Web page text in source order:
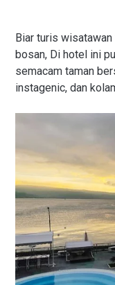
Biar turis
bosan, Di hotel ini
semacam taman
instagenic, dan